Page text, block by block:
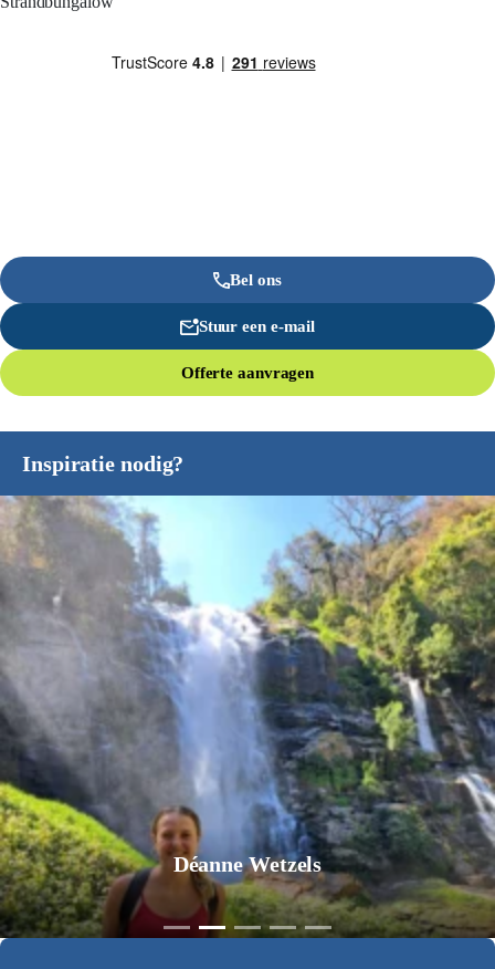
Bel ons
Stuur een e-mail
Offerte aanvragen
Inspiratie nodig?
Jurgen Pol